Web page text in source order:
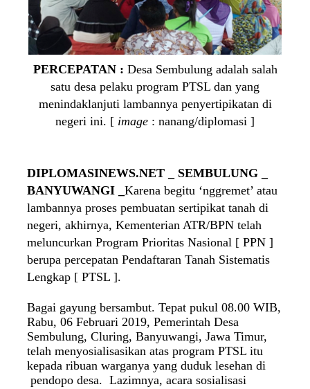
PERCEPATAN : Desa Sembulung adalah salah
satu desa pelaku program PTSL dan yang
menindaklanjuti lambannya penyertipikatan di
negeri ini. [ image : nanang/diplomasi ]
DIPLOMASINEWS.NET _ SEMBULUNG _
BANYUWANGI _ Karena begitu ‘nggremet’ atau
lambannya proses pembuatan sertipikat tanah di
negeri, akhirnya, Kementerian ATR/BPN telah
meluncurkan Program Prioritas Nasional [ PPN ]
berupa percepatan Pendaftaran Tanah Sistematis
Lengkap [ PTSL ].
Bagai gayung bersambut. Tepat pukul 08.00 WIB,
Rabu, 06 Februari 2019, Pemerintah Desa
Sembulung, Cluring, Banyuwangi, Jawa Timur,
telah menyosialisasikan atas program PTSL itu
kepada ribuan warganya yang duduk lesehan di
pendopo desa. Lazimnya, acara sosialisasi